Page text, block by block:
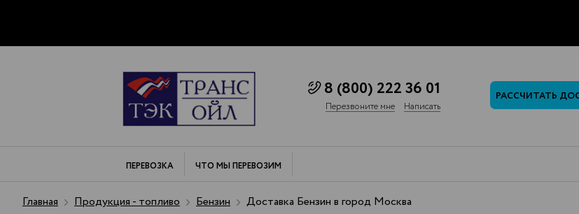
8 (800) 222 36 01
Перезвоните мне Написать
РАССЧИТАТЬ
ПЕРЕВОЗКА ЧТО МЫ ПЕРЕВОЗИМ
Главная Продукция - топливо Бензин Доставка Бензин в город Москва